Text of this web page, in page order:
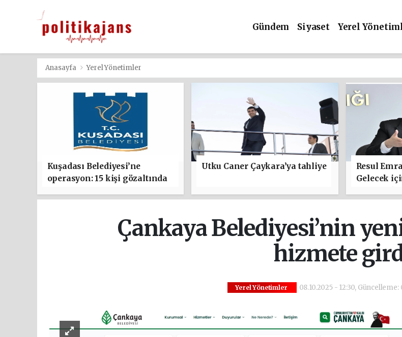
Gündem Siyaset Yerel
Anasayfa Yerel Yönetimler
Kuşadası Belediyesi’ne
operasyon: 15 kişi gözaltında
Utku Caner Çaykara’ya tahliye
Resul
Gelecek
Çankaya Belediyesi’nin
hizmete
Yerel Yönetimler 08.10.2025 - 12:30, Güncelleme: